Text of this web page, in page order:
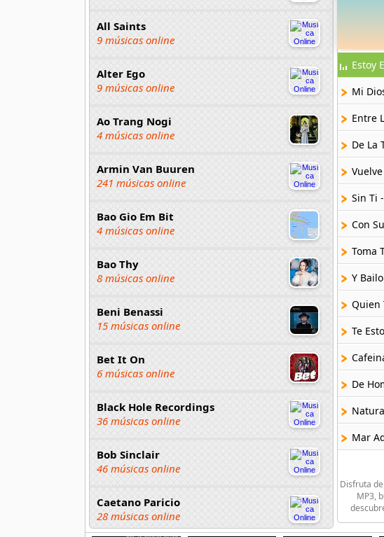
All Saints
9 músicas online
Alter Ego
9 músicas online
Ao Trang Nogi
4 músicas online
Armin Van Buuren
241 músicas online
Bao Gio Em Bit
4 músicas online
Bao Thy
8 músicas online
Beni Benassi
15 músicas online
Bet It On
6 músicas online
Black Hole Recordings
36 músicas online
Bob Sinclair
46 músicas online
Caetano Paricio
28 músicas online
Estoy
Mi
Entre
De La
Sin Ti -
Con
Toma
Y
Quien
Te
De
Mar
Disfruta
MP3,